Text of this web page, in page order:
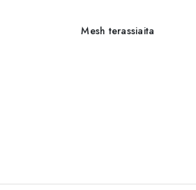
Mesh terassiaita